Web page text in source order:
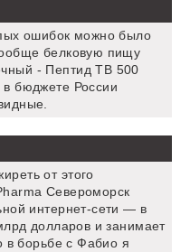
ошибок можно было
белковую пищу
- Пептид TB 500
бюджете России
от этого
Североморск
интернет-сети — в
долларов и занимает
в борьбе с Фабио я